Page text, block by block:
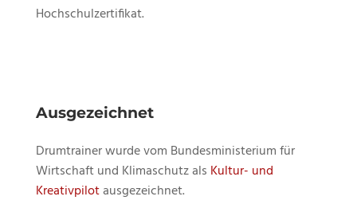
Hochschulzertifikat.
Ausgezeichnet
Drumtrainer wurde vom Bundesministerium für
Wirtschaft und Klimaschutz als Kultur- und
Kreativpilotausgezeichnet.